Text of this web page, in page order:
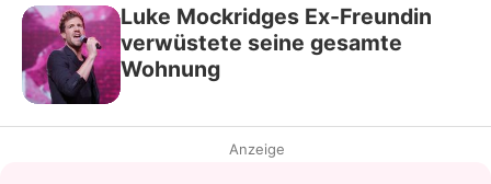
Luke Mockridges Ex-Freundin
verwüstete seine gesamte
Wohnung
Anzeige